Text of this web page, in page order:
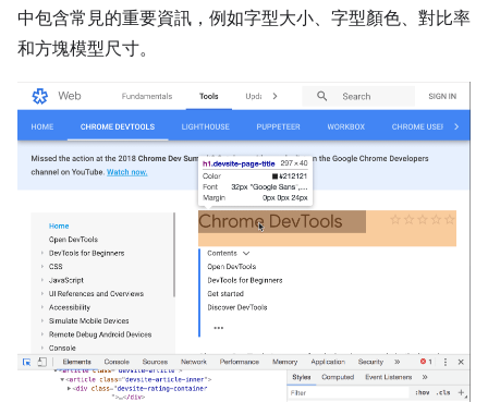
中包含常見的重要資訊，例如字型大小、字型顏色、對比率
和方塊模型尺寸。